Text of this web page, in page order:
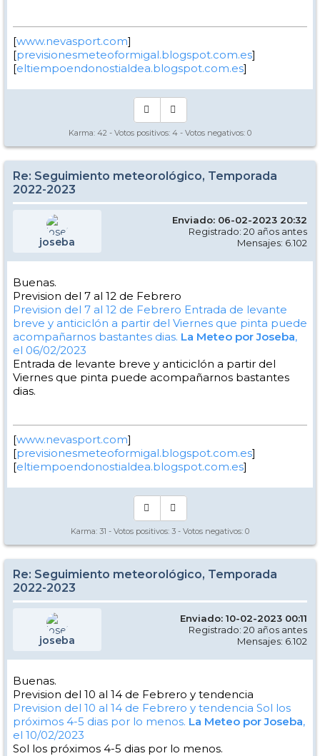
[www.nevasport.com]
[previsionesmeteoformigal.blogspot.com.es]
[eltiempoendonostialdea.blogspot.com.es]
Karma: 42 - Votos positivos: 4 - Votos negativos: 0
Re: Seguimiento meteorológico, Temporada
2022-2023
joseba
Enviado: 06-02-2023 20:32
Registrado: 20 años antes
Mensajes: 6.102
Buenas.
Prevision del 7 al 12 de Febrero
Prevision del 7 al 12 de Febrero Entrada de levante
breve y anticiclón a partir del Viernes que pinta puede
acompañarnos bastantes dias. La Meteo por Joseba,
el 06/02/2023
Entrada de levante breve y anticiclón a partir del
Viernes que pinta puede acompañarnos bastantes
dias.
[www.nevasport.com]
[previsionesmeteoformigal.blogspot.com.es]
[eltiempoendonostialdea.blogspot.com.es]
Karma: 31 - Votos positivos: 3 - Votos negativos: 0
Re: Seguimiento meteorológico, Temporada
2022-2023
joseba
Enviado: 10-02-2023 00:11
Registrado: 20 años antes
Mensajes: 6.102
Buenas.
Prevision del 10 al 14 de Febrero y tendencia
Prevision del 10 al 14 de Febrero y tendencia Sol los
próximos 4-5 dias por lo menos. La Meteo por Joseba,
el 10/02/2023
Sol los próximos 4-5 dias por lo menos.